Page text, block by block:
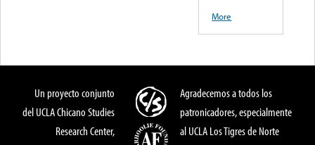
More
Un proyecto conjunto
del UCLA Chicano Studies
Research Center,
Agradecemos a todos los
patronicadores, especialmente
al UCLA Los Tigres de Norte